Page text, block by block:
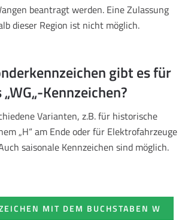
beantragt werden. Eine Zulassung
dieser Region ist nicht möglich.
gibt es für
„WG„-Kennzeichen?
Varianten, z.B. für historische
„H“ am Ende oder für Elektrofahrzeuge
saisonale Kennzeichen sind möglich.
MIT DEM BUCHSTABEN W